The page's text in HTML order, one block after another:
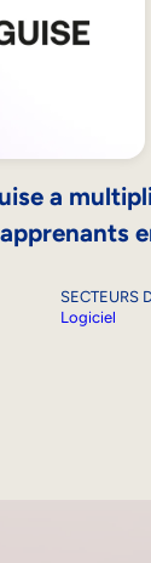
a
SECTEURS
Logiciel